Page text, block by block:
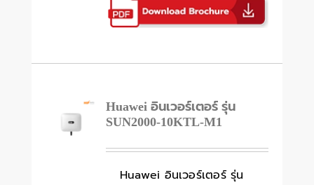
Huawei อินเวอร์เตอร์ รุ่น
SUN2000-10KTL-M1
Huawei อินเวอร์เตอร์ รุ่น